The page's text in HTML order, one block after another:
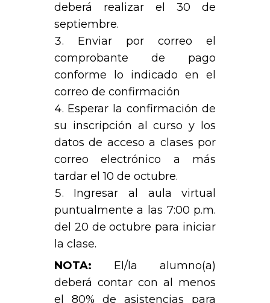
deberá realizar el 30 de
septiembre.
Enviar por correo el
comprobante de pago
conforme lo indicado en el
correo de confirmación
Esperar la confirmación de
su inscripción al curso y los
datos de acceso a clases por
correo electrónico a más
tardar el 10 de octubre.
Ingresar al aula virtual
puntualmente a las 7:00 p.m.
del 20 de octubre para iniciar
la clase.
NOTA: El/la alumno(a)
deberá contar con al menos
el 80% de asistencias para